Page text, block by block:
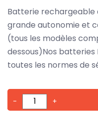
Batterie rechargeable
grande autonomie et
(tous les modèles
dessous)Nos batteries
toutes les normes de
- +